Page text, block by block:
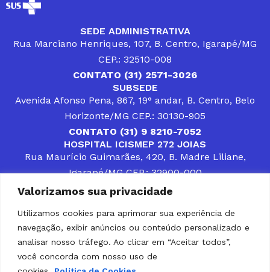
Valorizamos sua privacidade
Utilizamos cookies para aprimorar sua experiência de
navegação, exibir anúncios ou conteúdo personalizado e
analisar nosso tráfego. Ao clicar em “Aceitar todos”,
você concorda com nosso uso de
SEDE ADMINISTRATIVA
Rua Marciano Henriques, 107, B. Centro, Igarapé/MG
CEP.: 32510-008
CONTATO (31) 2571-3026
SUBSEDE
Avenida Afonso Pena, 867, 19° andar, B. Centro, Belo
Horizonte/MG CEP.: 30130-905
CONTATO (31) 9 8210-7052
HOSPITAL ICISMEP 272 JOIAS
Rua Maurício Guimarães, 420, B. Madre Liliane,
Igarapé/MG CEP.: 32900-000
CONTATOS (31) 3512-4400 ou (31) 9 8309-8660
DESENVOLVER SOLUÇÕES, AÇÕES E SERVIÇOS
PÚBLICOS QUE COMPLEMENTEM A ASSISTÊNCIA À
POPULAÇÃO DA REGIÃO EM QUE ATUA, SENDO
PARCEIRO DOS MUNICÍPIOS CONSORCIADOS NA
SOLUÇÃO DE DIFICULDADES ENFRENTADAS POR
GESTORES MUNICIPAIS, É O COMPROMISSO DO
ICISMEP.